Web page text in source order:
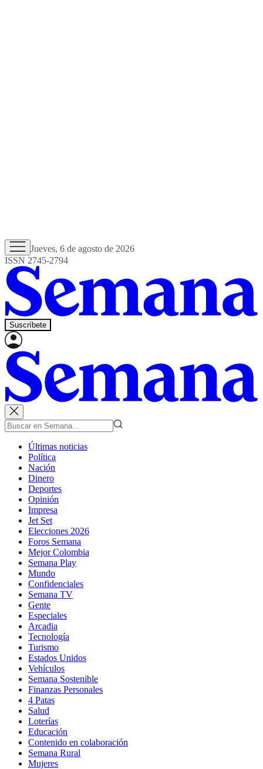
Jueves, 6 de agosto de 2026
ISSN 2745-2794
Suscríbete
Últimas noticias
Política
Nación
Dinero
Deportes
Opinión
Impresa
Jet Set
Elecciones 2026
Foros Semana
Mejor Colombia
Semana Play
Mundo
Confidenciales
Semana TV
Gente
Especiales
Arcadia
Tecnología
Turismo
Estados Unidos
Vehículos
Semana Sostenible
Finanzas Personales
4 Patas
Salud
Loterías
Educación
Contenido en colaboración
Semana Rural
Mujeres